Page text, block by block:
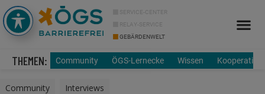
SERVICE-CENTER
RELAY-SERVICE
GEBÄRDENWELT
THEMEN: Community ÖGS-Lernecke Wissen
Community Interviews